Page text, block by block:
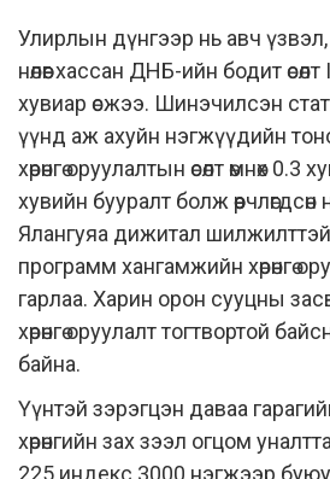
Улирлын дүнгээр нь авч үзвэл,
нөлөөг хассан ДНБ-ийн бодит
хувиар өсжээ. Шинэчилсэн
үүнд аж ахуйн нэгжүүдийн тоног
хөрөнгө оруулалтын өсөлт өмнөх 0.3
хувийн бууралт болж өөрчлөгдсөн
Ялангуяа дижитал
программ хангамжийн хөрөнгө
гарлаа. Харин орон сууцны
хөрөнгө оруулалт тогтвортой
байна.
Үүнтэй зэрэгцэн даваа
хөрөнгийн зах зээл огцом
225 индекс 3000 нэгжээр